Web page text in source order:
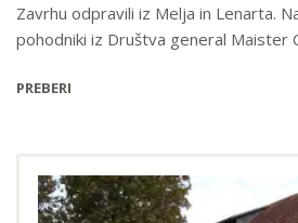
Zavrhu odpravili iz Melja in Lenarta.
pohodniki iz Društva general Maister
PREBERI